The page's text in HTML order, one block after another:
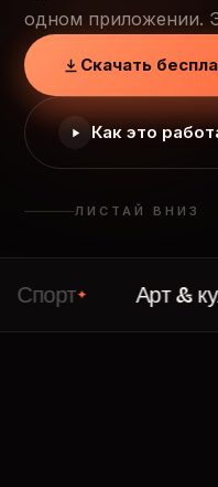
одном приложении.
Скачать
Как это
ЛИСТАЙ ВНИЗ
Арт & культура✦